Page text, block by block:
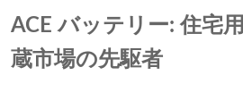
ACE バッテリー: 住宅
蔵市場の先駆者